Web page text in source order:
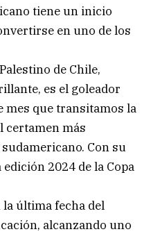
tiene un inicio
en uno de los
de Chile,
es el goleador
mes que transitamos la
certamen más
Con su
2024 de la Copa
última fecha del
alcanzando uno